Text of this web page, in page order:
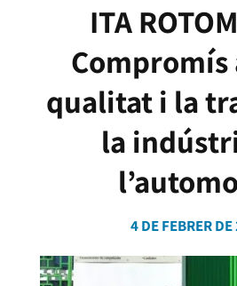
ITA
Compromís
qualitat i la
la
4 DE FEBRER